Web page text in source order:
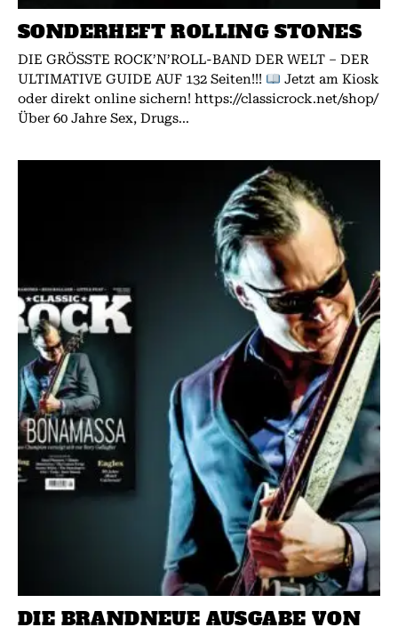
SONDERHEFT ROLLING STONES
DIE GRÖSSTE ROCK’N’ROLL-BAND DER WELT – DER
ULTIMATIVE GUIDE AUF 132 Seiten!!!
Jetzt am Kiosk
oder direkt online sichern! https://classicrock.net/shop/
Über 60 Jahre Sex, Drugs...
DIE BRANDNEUE AUSGABE VON